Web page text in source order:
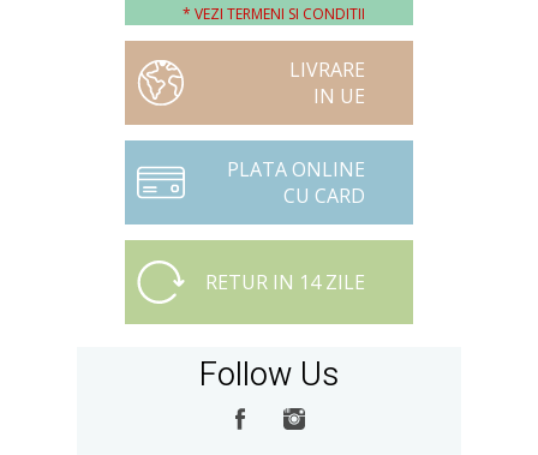
* VEZI TERMENI SI CONDITII
LIVRARE
IN UE
PLATA ONLINE
CU CARD
RETUR IN 14 ZILE
Follow Us